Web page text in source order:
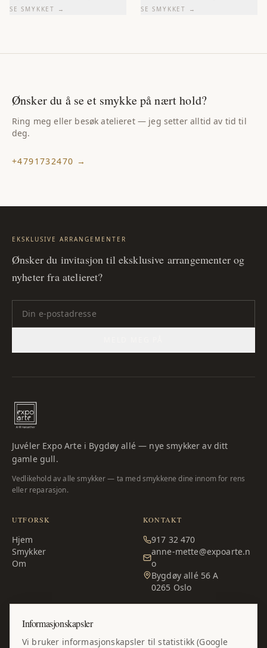
SE SMYKKET → SE SMYKKET →
Ønsker du å se et smykke på nært hold?
Ring meg eller besøk atelieret — jeg setter alltid av tid til
deg.
+4791732470 →
EKSKLUSIVE ARRANGEMENTER
Ønsker du invitasjon til eksklusive arrangementer og
nyheter fra atelieret?
Juvéler Expo Arte i Bygdøy allé — nye smykker av ditt
gamle gull.
Vedlikehold av alle smykker — ta med smykkene dine innom for rens
eller reparasjon.
UTFORSK
Hjem
Smykker
Om
KONTAKT
917 32 470
anne-mette@expoarte.n
o
Bygdøy allé 56 A
0265 Oslo
ÅPNINGSTIDER
Man – fre:10:00–17:00
Informasjonskapsler
Vi bruker informasjonskapsler til statistikk (Google